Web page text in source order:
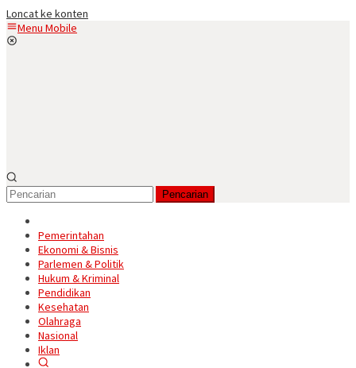
Loncat ke konten
Menu Mobile
Pencarian
Pemerintahan
Ekonomi & Bisnis
Parlemen & Politik
Hukum & Kriminal
Pendidikan
Kesehatan
Olahraga
Nasional
Iklan